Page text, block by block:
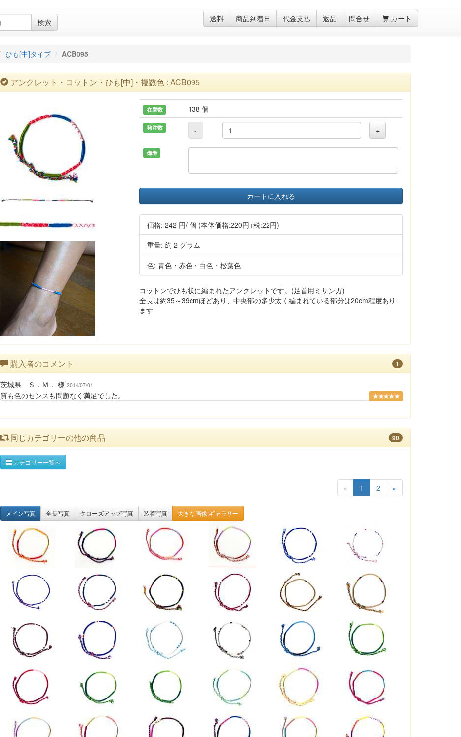
検索 送料 商品到着日 代金支払 返品 問合せ カート
ひも[中]タイプ ACB095
アンクレット・コットン・ひも[中]・複数色 : ACB095
在庫数 138 個
発注数 - +
備考
カートに入れる
価格:242 円/ 個 (本体価格:220円+税:22円)
重量: 約 2 グラム
色: 青色・赤色・白色・松葉色
コットンでひも状に編まれたアンクレットです。(足首用ミサンガ)
全長は約35～39cmほどあり、中央部の多少太く編まれている部分は20cm程度あり
ます
購入者のコメント 1
茨城県 Ｓ．Ｍ． 様 2014/07/01
★★★★★
質も色のセンスも問題なく満足でした。
同じカテゴリーの他の商品 90
カテゴリー一覧へ
« 1 2 »
メイン写真 全長写真 クローズアップ写真 装着写真 大きな画像:ギャラリー